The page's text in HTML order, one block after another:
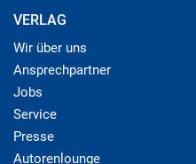
VERLAG
Wir über uns
Ansprechpartner
Jobs
Service
Presse
Autorenlounge